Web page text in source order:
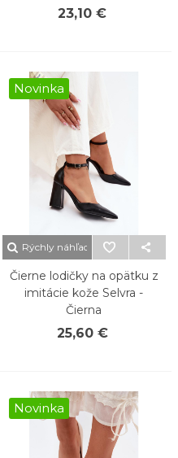
23,10 €
Novinka
Rýchly náhľad
Čierne lodičky na opätku z
imitácie kože Selvra -
Čierna
25,60 €
Novinka